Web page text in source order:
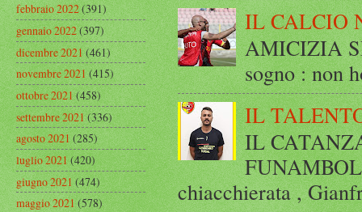
IL CALCIO
AMICIZIA
sogno : non
IL
IL
chiacchierata ,
febbraio 2022(391)
gennaio 2022(397)
dicembre 2021(461)
novembre 2021(415)
ottobre 2021(458)
settembre 2021(336)
agosto 2021(285)
luglio 2021(420)
giugno 2021(474)
maggio 2021(578)